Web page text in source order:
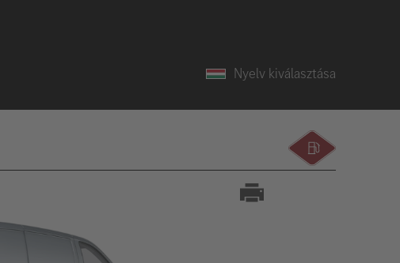
Nyelv kiválasztása